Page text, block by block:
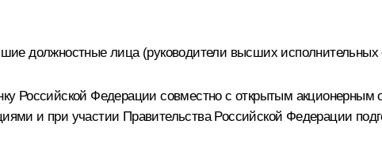
должностные лица (руководители высших исполнительных
Российской Федерации совместно с открытым
и при участии Правительства Российской Федерации